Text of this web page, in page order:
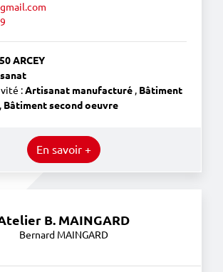
ARCEY
:Artisanat manufacturé , Bâtiment
, Bâtiment second oeuvre
En savoir +
B. MAINGARD
Bernard MAINGARD